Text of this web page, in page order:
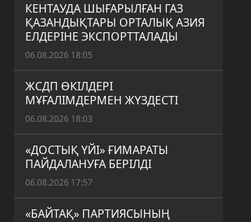
КЕНТАУДА ШЫҒАРЫЛҒАН ГАЗ
ҚАЗАНДЫҚТАРЫ ОРТАЛЫҚ АЗИЯ
ЕЛДЕРІНЕ ЭКСПОРТТАЛАДЫ
06.08.2026 18:05
ЖСДП ӨКІЛДЕРІ
МҰҒАЛІМДЕРМЕН ЖҮЗДЕСТІ
06.08.2026 18:03
«ДОСТЫҚ ҮЙІ» ҒИМАРАТЫ
ПАЙДАЛАНУҒА БЕРІЛДІ
06.08.2026 17:57
«БАЙТАҚ» ПАРТИЯСЫНЫҢ